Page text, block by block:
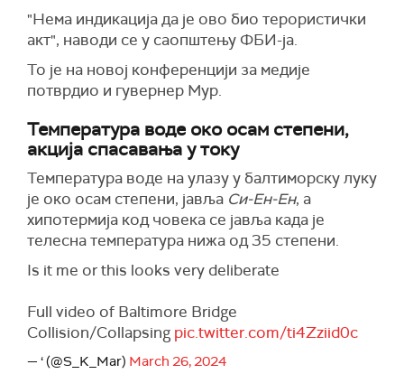
"Нема индикација да је ово био терористички
акт", наводи се у саопштењу ФБИ-ја.
То је на новој конференцији за медије
потврдио и гувернер Мур.
Температура воде око осам степени,
акција спасавања у току
Температура воде на улазу у балтиморску луку
је око осам степени, јавља Си-Ен-Ен, а
хипотермија код човека се јавља када је
телесна температура нижа од 35 степени.
Is it me or this looks very deliberate
Full video of Baltimore Bridge
Collision/Collapsing pic.twitter.com/ti4Zziid0c
— ‘ (@S_K_Mar) March 26, 2024